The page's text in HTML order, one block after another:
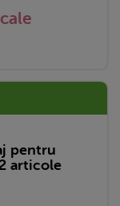
pentru
articole